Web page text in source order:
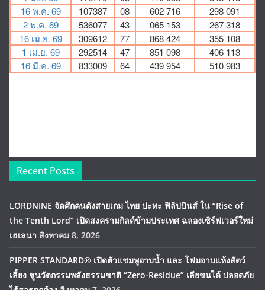
Recent Posts
LORDNINE จัดศึกคนดังสายเกม ไทย ปะทะ ฟิลิปปินส์ ใน “Rise of
the Tenth Lord” เปิดสงครามกิลด์ข้ามประเทศ ฉลองเซิร์ฟเวอร์ใหม่
เฮเลนา สิงหาคม 8, 2026
PIPPER STANDARD® เปิดตัวแชมพูอาบน้ำ และ โฟมอาบแห้งสัตว์
เลี้ยง ชูนวัตกรรมพลังธรรมชาติ “Zero-Residue” เลียขนได้ ปลอดภัย